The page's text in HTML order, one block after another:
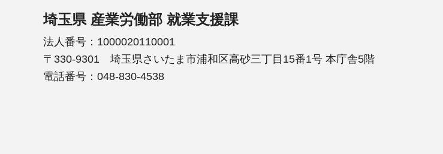
埼玉県 産業労働部 就業支援課
法人番号：1000020110001
〒330-9301 埼玉県さいたま市浦和区高砂三丁目15番1号 本庁舎5階
電話番号：048-830-4538